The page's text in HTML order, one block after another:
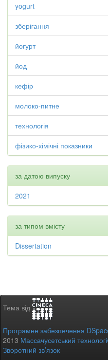
yogurt
зберігання
йогурт
йод
кефір
молоко-питне
технологія
фізико-хімічні показники
за датою випуску
2021
за типом вмісту
Dissertation
Тема від
Програмне забезпечення
2013 Массачусетський
Зворотний зв’язок